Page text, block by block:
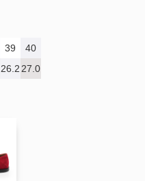
39
40
26.2 27.0